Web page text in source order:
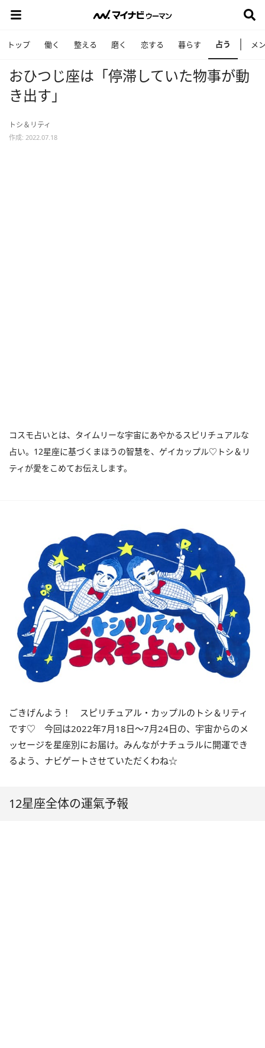
トップ 働く 整える 磨く 恋する 暮らす 占う メ
おひつじ座は「停滞していた物事が動
き出す」
トシ＆リティ
作成: 2022.07.18
コスモ占いとは、タイムリーな宇宙にあやかるスピリチュアルな
占い。12星座に基づくまほうの智慧を、ゲイカップル♡トシ＆リ
ティが愛をこめてお伝えします。
ごきげんよう！ スピリチュアル・カップルのトシ＆リティ
です♡ 今回は2022年7月18日〜7月24日の、宇宙からのメ
ッセージを星座別にお届け。みんながナチュラルに開運でき
るよう、ナビゲートさせていただくわね☆
12星座全体の運氣予報